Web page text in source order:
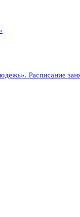
Расписание